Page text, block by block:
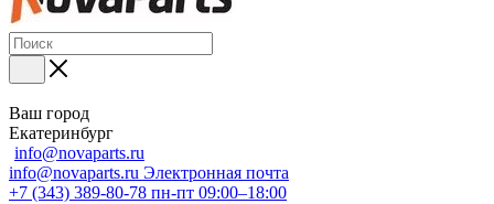
Ваш город
Екатеринбург
info@novaparts.ru
info@novaparts.ru Электронная почта
+7 (343) 389-80-78 пн-пт 09:00–18:00